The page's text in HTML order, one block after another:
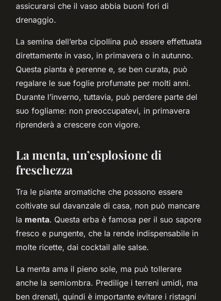
assicurarsi che il vaso abbia buoni fori di
drenaggio.
La semina dell’erba cipollina può essere effettuata
direttamente in vaso, in primavera o in autunno.
Questa pianta è perenne e, se ben curata, può
regalare le sue foglie profumate per molti anni.
Durante l’inverno, tuttavia, può perdere parte del
suo fogliame: non preoccupatevi, in primavera
riprenderà a crescere con vigore.
La menta, un’esplosione di
freschezza
Tra le piante aromatiche che possono essere
coltivate sul davanzale di casa, non può mancare
la menta. Questa erba è famosa per il suo sapore
fresco e pungente, che la rende indispensabile in
molte ricette, dai cocktail alle salse.
La menta ama il pieno sole, ma può tollerare
anche la semiombra. Predilige i terreni umidi, ma
ben drenati, quindi è importante evitare i ristagni